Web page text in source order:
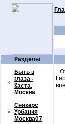
Разделы
»
Быть в
глаза -
Каста,
Москва
»
Сникерс
Урбания
Москва07